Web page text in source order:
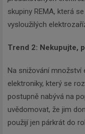
skupiny REMA, která
vysloužilých
Trend 2: Nekupujte,
Na snižování množství
elektroniky, který se
postupně nabývá na
uvědomovat, že jim
použijí jen párkrát do